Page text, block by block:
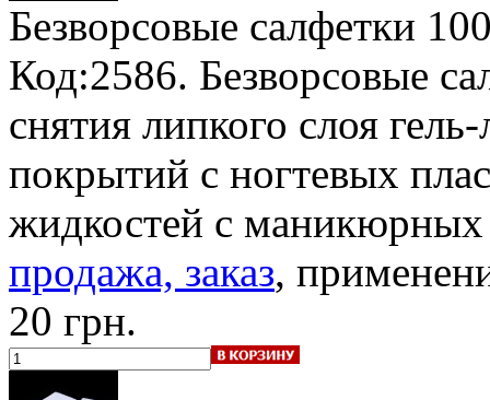
Безворсовые салфетки
Код:2586. Безворсовые
снятия липкого слоя
покрытий с ногтевых
жидкостей с
продажа, заказ,
20 грн.